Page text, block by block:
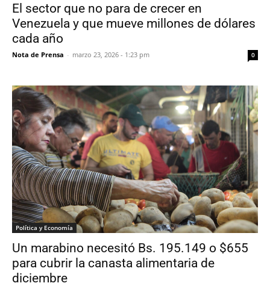
El sector que no para de crecer en
Venezuela y que mueve millones de dólares
cada año
Nota de Prensa - marzo 23, 2026 - 1:23 pm 0
Política y Economía
Un marabino necesitó Bs. 195.149 o $655
para cubrir la canasta alimentaria de
diciembre